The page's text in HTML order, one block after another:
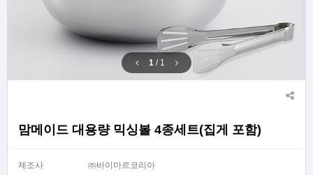
1 / 1
맘메이드 대용량 믹싱볼 4종세트(집게 포함)
제조사
㈜바이마르코리아